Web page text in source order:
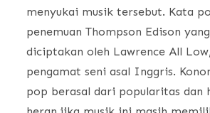
menyukai musik tersebut. Kata
penemuan Thompson Edison
diciptakan oleh Lawrence All
pengamat seni asal Inggris.
pop berasal dari popularitas dan